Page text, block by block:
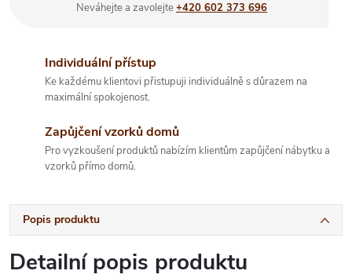
Neváhejte a zavolejte+420 602 373 696
Individuální přístup
Ke každému klientovi přistupuji individuálně s důrazem na
maximální spokojenost.
Zapůjčení vzorků domů
Pro vyzkoušení produktů nabízím klientům zapůjčení nábytku a
vzorků přímo domů.
Popis produktu
Detailní popis produktu